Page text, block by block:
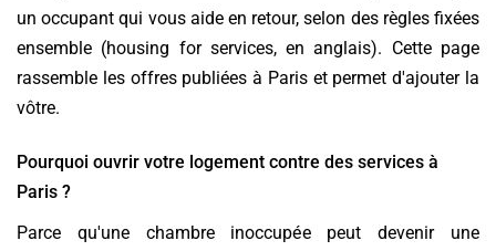
un occupant qui vous aide en retour, selon des règles fixées
ensemble (housing for services, en anglais). Cette page
rassemble les offres publiées à Paris et permet d'ajouter la
vôtre.
Pourquoi ouvrir votre logement contre des services à
Paris ?
Parce qu'une chambre inoccupée peut devenir une